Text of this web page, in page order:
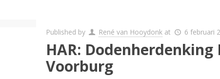
Published by René van Hooydonk at 6 februari
HAR: Dodenherdenking
Voorburg